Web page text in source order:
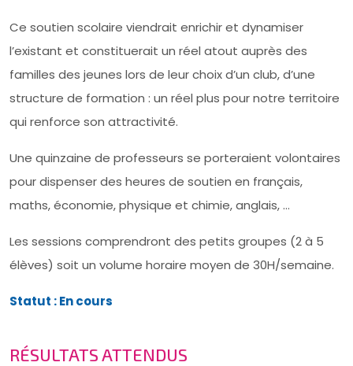
Ce soutien scolaire viendrait enrichir et dynamiser
l’existant et constituerait un réel atout auprès des
familles des jeunes lors de leur choix d’un club, d’une
structure de formation : un réel plus pour notre territoire
qui renforce son attractivité.
Une quinzaine de professeurs se porteraient volontaires
pour dispenser des heures de soutien en français,
maths, économie, physique et chimie, anglais, …
Les sessions comprendront des petits groupes (2 à 5
élèves) soit un volume horaire moyen de 30H/semaine.
Statut : En cours
RÉSULTATS ATTENDUS